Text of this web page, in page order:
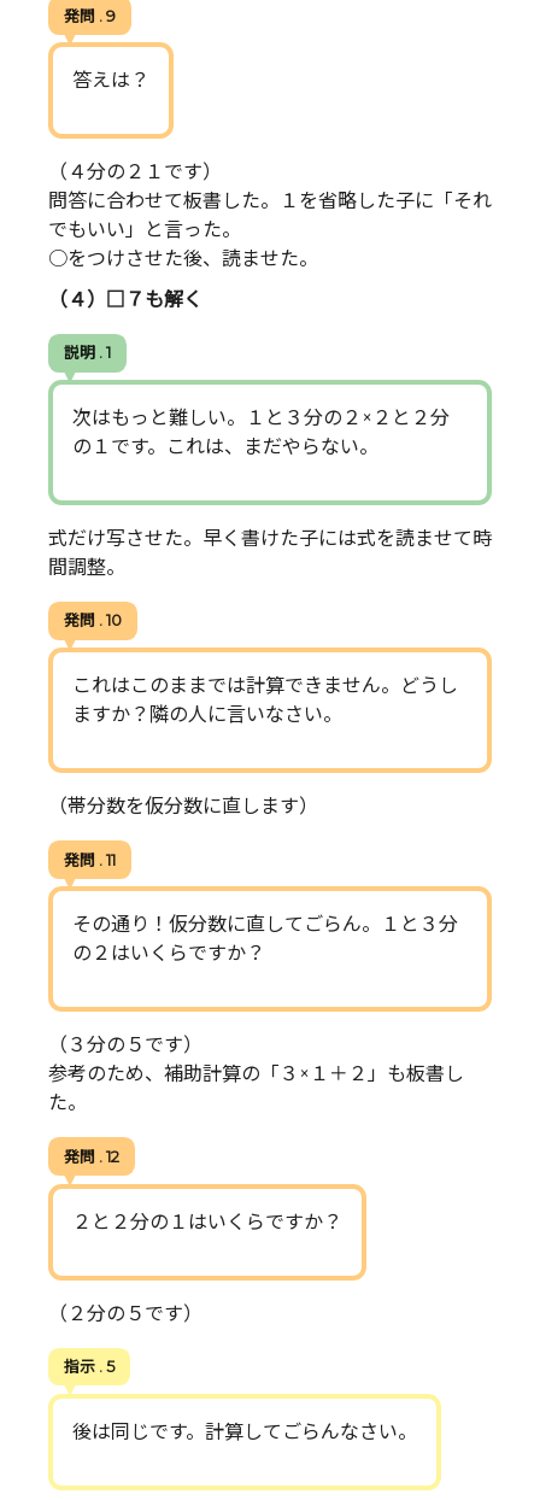
発問 . 9
答えは？
（４分の２１です）
問答に合わせて板書した。１を省略した子に「それ
でもいい」と言った。
○をつけさせた後、読ませた。
（４）□７も解く
説明 . 1
次はもっと難しい。１と３分の２×２と２分
の１です。これは、まだやらない。
式だけ写させた。早く書けた子には式を読ませて時
間調整。
発問 . 10
これはこのままでは計算できません。どうし
ますか？隣の人に言いなさい。
（帯分数を仮分数に直します）
発問 . 11
その通り！仮分数に直してごらん。１と３分
の２はいくらですか？
（３分の５です）
参考のため、補助計算の「３×１＋２」も板書し
た。
発問 . 12
２と２分の１はいくらですか？
（２分の５です）
指示 . 5
後は同じです。計算してごらんなさい。